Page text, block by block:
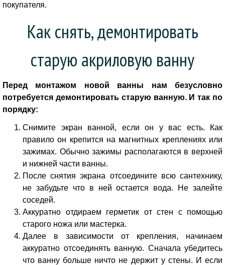
покупателя.
Как снять, демонтировать
старую акриловую ванну
Перед монтажом новой ванны нам безусловно
потребуется демонтировать старую ванную. И так по
порядку:
Снимите экран ванной, если он у вас есть. Как
правило он крепится на магнитных креплениях или
зажимах. Обычно зажимы располагаются в верхней
и нижней части ванны.
После снятия экрана отсоедините всю сантехнику,
не забудьте что в ней остается вода. Не залейте
соседей.
Аккуратно отдираем герметик от стен с помощью
старого ножа или мастерка.
Далее в зависимости от крепления, начинаем
аккуратно отсоединять ванную. Сначала убедитесь
что ванну больше ничто не держит у стены. И если